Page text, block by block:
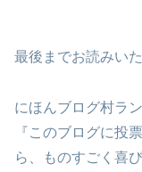
最後までお読みい
にほんブログ村ラ
『このブログに投
ら、ものすごく喜